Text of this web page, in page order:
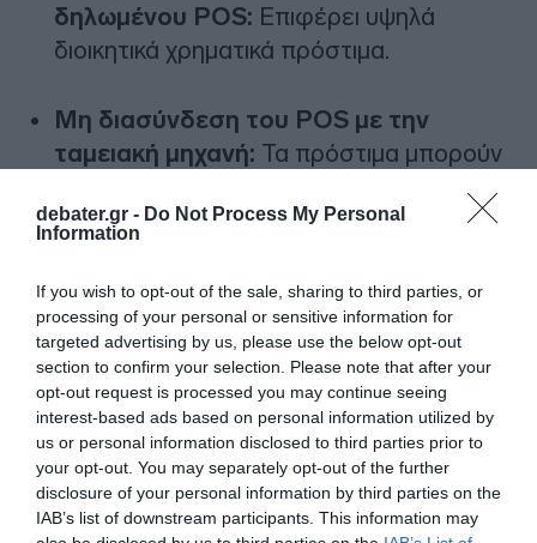
debater.gr - Do Not Process My Personal
Information
If you wish to opt-out of the sale, sharing to third parties, or
processing of your personal or sensitive information for
targeted advertising by us, please use the below opt-out
section to confirm your selection. Please note that after your
opt-out request is processed you may continue seeing
interest-based ads based on personal information utilized by
us or personal information disclosed to third parties prior to
your opt-out. You may separately opt-out of the further
disclosure of your personal information by third parties on the
IAB’s list of downstream participants. This information may
δηλωμένου POS: Επιφέρει υψηλά
διοικητικά χρηματικά πρόστιμα.
Μη διασύνδεση του POS με την
ταμειακή μηχανή: Τα πρόστιμα μπορούν
20.000 ευρώ, ανάλογα με το λογιστικό
Αντίστοιχα αυστηρές κυρώσεις και διοικητικά
μέτρα προβλέπονται και για τους ίδιους τους
παρόχους υπηρεσιών πληρωμών, εφόσον
διαπιστωθεί ότι διευκολύνουν την
καταστρατήγηση του κανονιστικού πλαισίου.
Προσθήκη ως προτεινόμενη